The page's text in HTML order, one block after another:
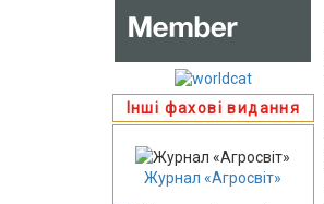
Інші фахові видання
Журнал «Агросвіт»